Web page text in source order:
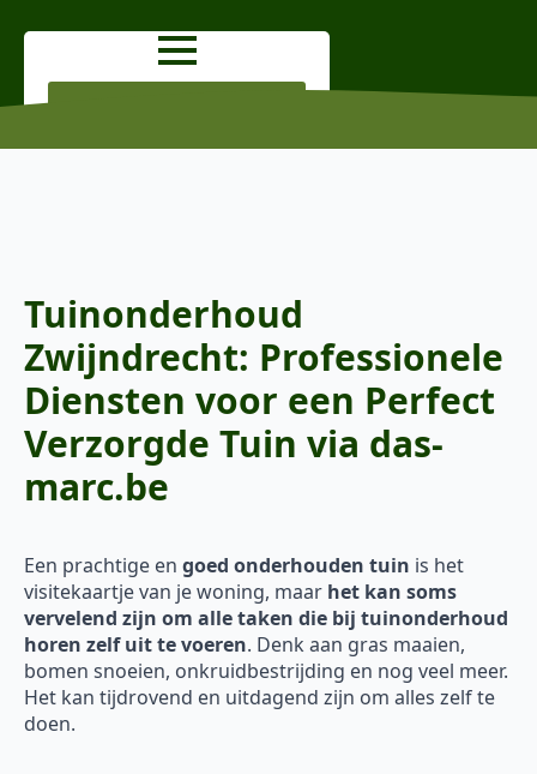
Tuinonderhoud
Zwijndrecht: Professionele
Diensten voor een Perfect
Verzorgde Tuin via das-
marc.be
Een prachtige en goed onderhouden tuin is het
visitekaartje van je woning, maar het kan soms
vervelend zijn om alle taken die bij tuinonderhoud
horen zelf uit te voeren. Denk aan gras maaien,
bomen snoeien, onkruidbestrijding en nog veel meer.
Het kan tijdrovend en uitdagend zijn om alles zelf te
doen.